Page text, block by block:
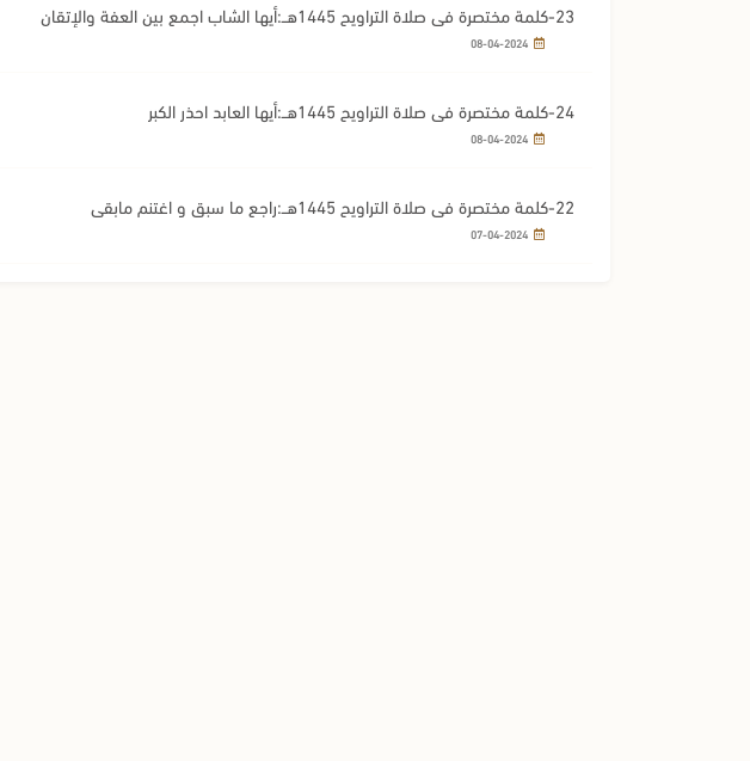
23-كلمة مختصرة في صلاة التراويح 1445هــ:أيها الشاب اجمع بين العفة والإتقان
24-كلمة مختصرة في صلاة التراويح 1445هــ:أيها العابد احذر الكبر
22-كلمة مختصرة في صلاة التراويح 1445هــ:راجع ما سبق و اغتنم مابقي